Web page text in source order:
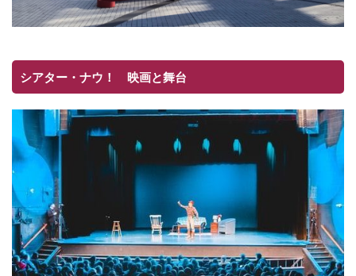
シアター・ナウ！ 映画と舞台